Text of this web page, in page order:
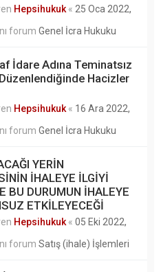
Hepsihukuk « 25 Oca 2022,
forum Genel İcra Hukuku
İdare Adına Teminatsız
Hacizler
Hepsihukuk « 16 Ara 2022,
forum Genel İcra Hukuku
YERİN
İHALEYE İLGİYİ
BU DURUMUN İHALEYE
ETKİLEYECEĞİ
Hepsihukuk « 05 Eki 2022,
forum Satış (ihale) İşlemleri